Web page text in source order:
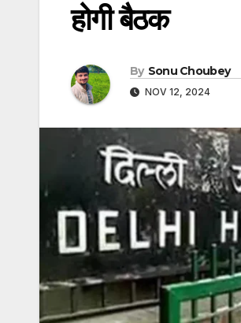
होगी बैठक
By Sonu Choubey
NOV 12, 2024